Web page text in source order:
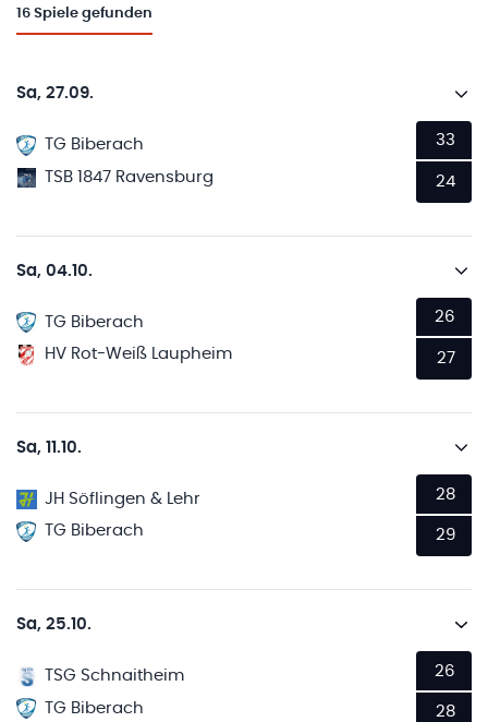
16 Spiele gefunden
Sa, 27.09.
TG Biberach
TSB 1847 Ravensburg
33
24
Sa, 04.10.
TG Biberach
HV Rot-Weiß Laupheim
26
27
Sa, 11.10.
JH Söflingen & Lehr
TG Biberach
28
29
Sa, 25.10.
TSG Schnaitheim
TG Biberach
26
28